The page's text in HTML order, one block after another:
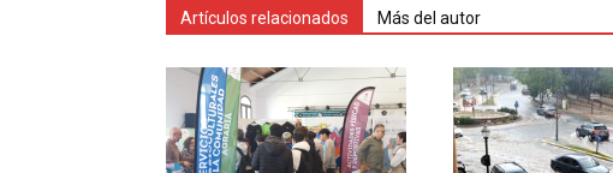
Artículos relacionados Más del autor